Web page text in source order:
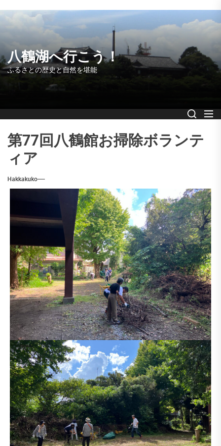
Skip
to
the
content
八鶴湖へ行こう！
ふるさとの歴史と自然を堪能
第77回八鶴館お掃除ボランテ
ィア
Hakkakuko